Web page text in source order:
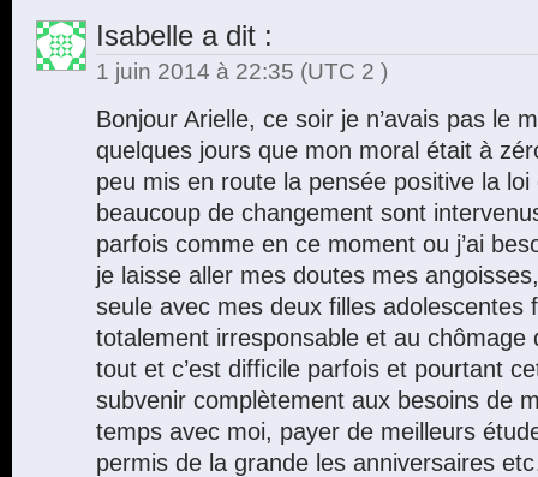
Isabelle a dit :
1 juin 2014 à 22:35 (UTC 2 )
Bonjour Arielle, ce soir je n’avais pas le
quelques jours que mon moral était à
peu mis en route la pensée positive la loi
beaucoup de changement sont
parfois comme en ce moment ou j’ai
je laisse aller mes doutes mes
seule avec mes deux filles adolescentes
totalement irresponsable et au chômage
tout et c’est difficile parfois et pourtant
subvenir complètement aux besoins de
temps avec moi, payer de meilleurs
permis de la grande les anniversaires